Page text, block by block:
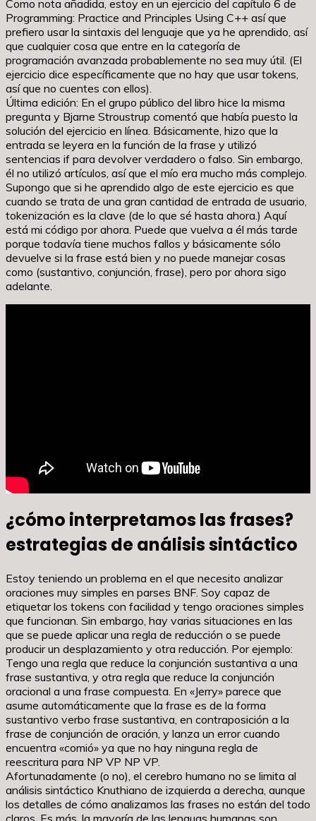
Como nota añadida, estoy en un ejercicio del capítulo 6 de
Programming: Practice and Principles Using C++ así que
prefiero usar la sintaxis del lenguaje que ya he aprendido, así
que cualquier cosa que entre en la categoría de
programación avanzada probablemente no sea muy útil. (El
ejercicio dice específicamente que no hay que usar tokens,
así que no cuentes con ellos).
Última edición: En el grupo público del libro hice la misma
pregunta y Bjarne Stroustrup comentó que había puesto la
solución del ejercicio en línea. Básicamente, hizo que la
entrada se leyera en la función de la frase y utilizó
sentencias if para devolver verdadero o falso. Sin embargo,
él no utilizó artículos, así que el mío era mucho más complejo.
Supongo que si he aprendido algo de este ejercicio es que
cuando se trata de una gran cantidad de entrada de usuario,
tokenización es la clave (de lo que sé hasta ahora.) Aquí
está mi código por ahora. Puede que vuelva a él más tarde
porque todavía tiene muchos fallos y básicamente sólo
devuelve si la frase está bien y no puede manejar cosas
como (sustantivo, conjunción, frase), pero por ahora sigo
adelante.
¿cómo interpretamos las frases?
estrategias de análisis sintáctico
Estoy teniendo un problema en el que necesito analizar
oraciones muy simples en parses BNF. Soy capaz de
etiquetar los tokens con facilidad y tengo oraciones simples
que funcionan. Sin embargo, hay varias situaciones en las
que se puede aplicar una regla de reducción o se puede
producir un desplazamiento y otra reducción. Por ejemplo:
Tengo una regla que reduce la conjunción sustantiva a una
frase sustantiva, y otra regla que reduce la conjunción
oracional a una frase compuesta. En «Jerry» parece que
asume automáticamente que la frase es de la forma
sustantivo verbo frase sustantiva, en contraposición a la
frase de conjunción de oración, y lanza un error cuando
encuentra «comió» ya que no hay ninguna regla de
reescritura para NP VP NP VP.
Afortunadamente (o no), el cerebro humano no se limita al
análisis sintáctico Knuthiano de izquierda a derecha, aunque
los detalles de cómo analizamos las frases no están del todo
claros. Es más, la mayoría de las lenguas humanas son